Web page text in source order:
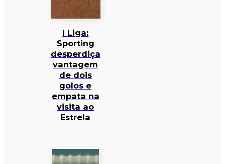
I Liga:
Sporting
desperdiça
vantagem
de dois
golos e
empata na
visita ao
Estrela